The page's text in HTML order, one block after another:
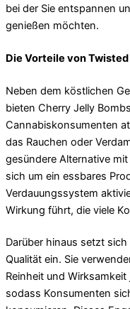
bei der Sie entspannen
genießen möchten.
Die Vorteile von
Neben dem köstlichen
bieten Cherry Jelly
Cannabiskonsumenten
das Rauchen oder
gesündere Alternative
sich um ein essbares
Verdauungssystem
Wirkung führt, die viele
Darüber hinaus setzt
Qualität ein. Sie
Reinheit und
sodass Konsumenten